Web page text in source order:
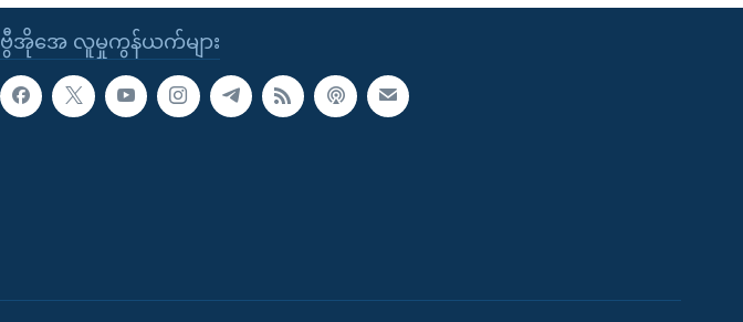
ဗွီအိုအေ လူမှုကွန်ယက်များ